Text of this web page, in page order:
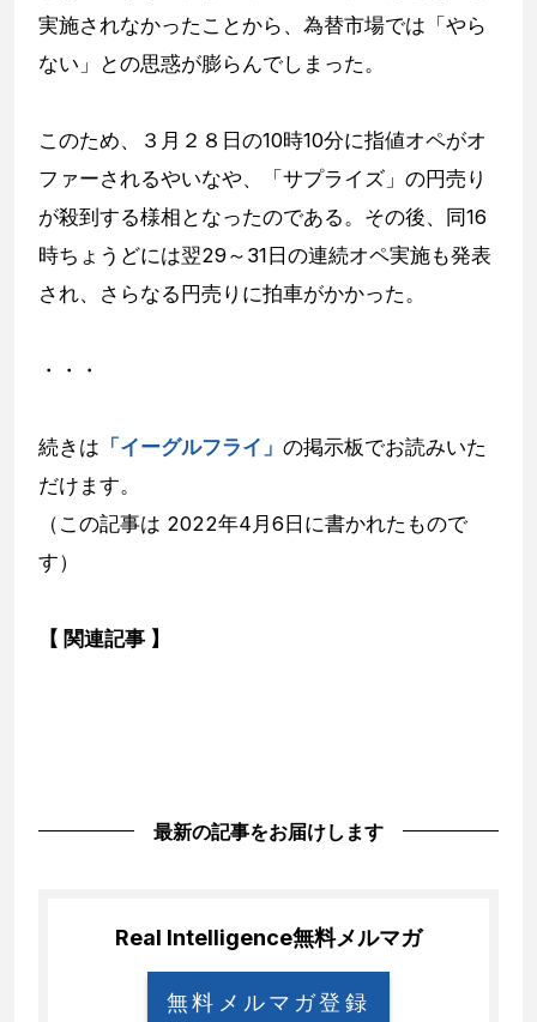
実施されなかったことから、為替市場では「やら
ない」との思惑が膨らんでしまった。
このため、３月２８日の10時10分に指値オペがオ
ファーされるやいなや、「サプライズ」の円売り
が殺到する様相となったのである。その後、同16
時ちょうどには翌29～31日の連続オペ実施も発表
され、さらなる円売りに拍車がかかった。
・・・
続きは 「イーグルフライ」 の掲示板でお読みいた
だけます。
（この記事は 2022年4月6日に書かれたもので
す）
【 関連記事 】
最新の記事をお届けします
Real Intelligence無料メルマガ
無料メルマガ登録